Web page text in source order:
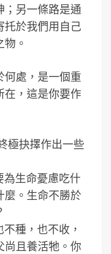
；另一條路是通
托於我們用自己
。
何處，是一個重
在，這是你要作
極抉擇作出一些
為生命憂慮吃什
麼。生命不勝於
種，也不收，
尚且養活牠。你